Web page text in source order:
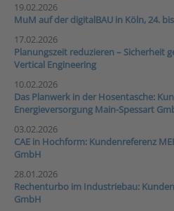
19.02.2026
MuM auf der digitalBAU in Köln, 24.
17.02.2026
Planungszeit reduzieren – Sicherheit
Vertical Engineering
10.02.2026
Das Planwerk in der Hosentasche:
Energieversorgung Main-Spessart
03.02.2026
CAE in Hochform: Kundenreferenz
GmbH
28.01.2026
Rechenturbo im Industriebau:
GmbH